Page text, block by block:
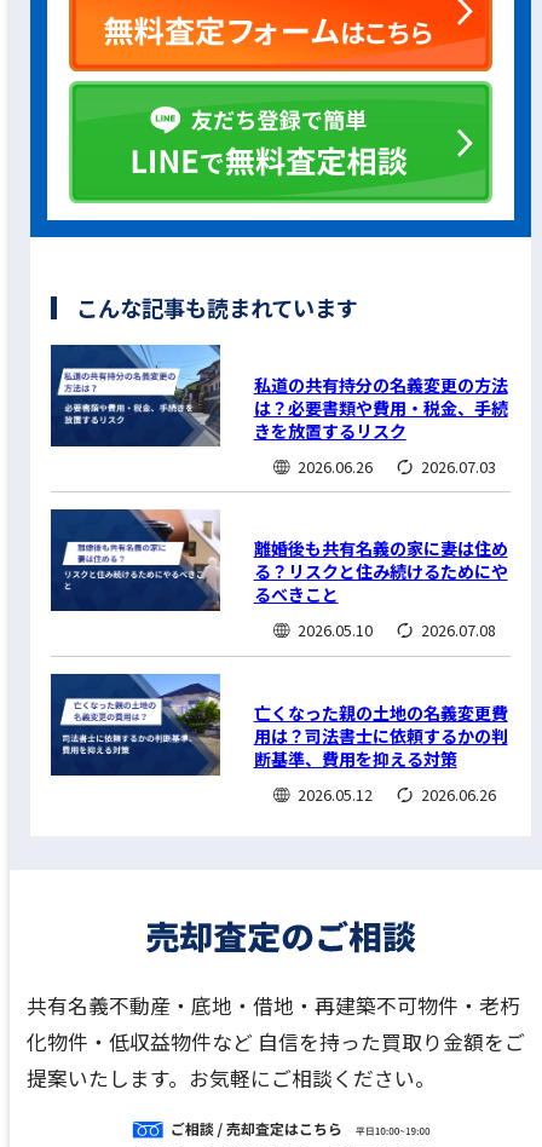
こんな記事も読まれています
私道の共有持分の名義変更の方法
は？必要書類や費用・税金、手続
きを放置するリスク
2026.06.26 2026.07.03
離婚後も共有名義の家に妻は住め
る？リスクと住み続けるためにや
るべきこと
2026.05.10 2026.07.08
亡くなった親の土地の名義変更費
用は？司法書士に依頼するかの判
断基準、費用を抑える対策
2026.05.12 2026.06.26
共有名義不動産・底地・借地・再建築不可物件・老朽
化物件・低収益物件など 自信を持った買取り金額をご
提案いたします。お気軽にご相談ください。